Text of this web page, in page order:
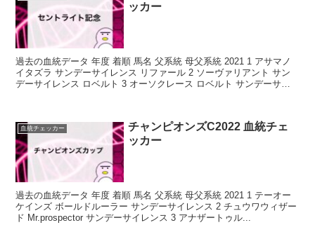
ッカー
過去の血統データ 年度 着順 馬名 父系統 母父系統 2021 1 アサマノ
イタズラ サンデーサイレンス リファール 2 ソーヴァリアント サン
デーサイレンス ロベルト 3 オーソクレース ロベルト サンデーサイ
血統チェッカー
チャンピオンズC2022 血統チェ
ッカー
過去の血統データ 年度 着順 馬名 父系統 母父系統 2021 1 テーオー
ケインズ ボールドルーラー サンデーサイレンス 2 チュウワウィザー
ド Mr.prospector サンデーサイレンス 3 アナザートゥル...